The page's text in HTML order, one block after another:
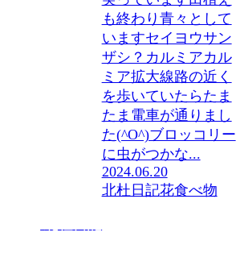
も終わり青々として
いますセイヨウサン
ザシ？カルミアカル
ミア拡大線路の近く
を歩いていたらたま
たま電車が通りまし
た(^O^)ブロッコリー
に虫がつかな...
2024.06.20
北杜日記花食べ物